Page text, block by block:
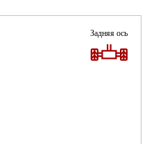
Задняя ось